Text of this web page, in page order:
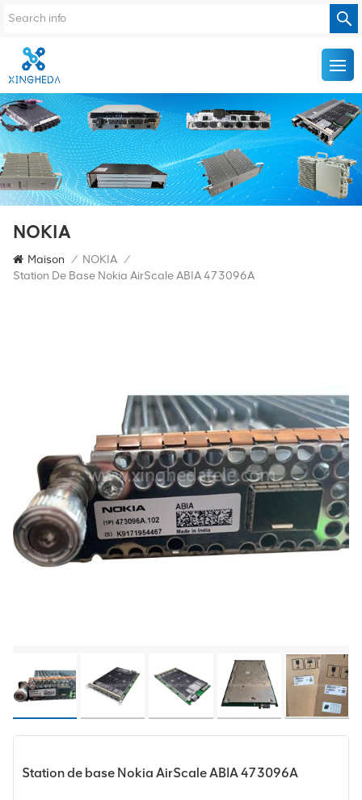
NOKIA
Maison / NOKIA /
Station De Base Nokia AirScale ABIA 473096A
Station de base Nokia AirScale ABIA 473096A